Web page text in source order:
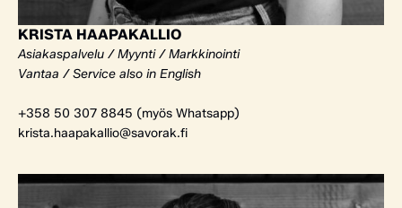
KRISTA HAAPAKALLIO
Asiakaspalvelu / Myynti / Markkinointi
Vantaa / Service also in English
+358 50 307 8845 (myös Whatsapp)
krista.haapakallio@savorak.fi